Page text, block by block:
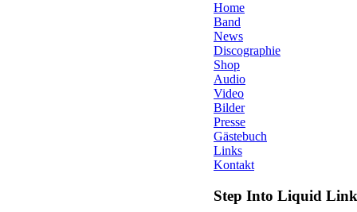
Home
Band
News
Discographie
Shop
Audio
Video
Bilder
Presse
Gästebuch
Links
Kontakt
Step Into Liquid